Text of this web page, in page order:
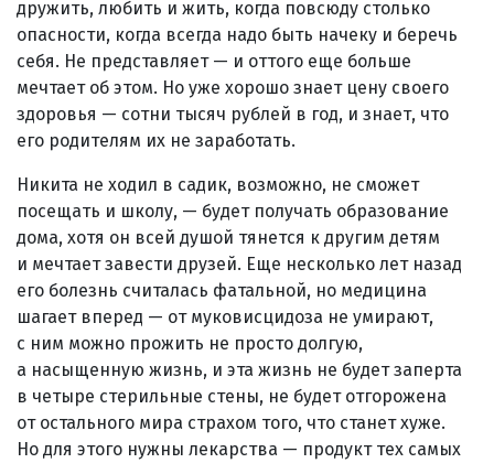
дружить, любить и жить, когда повсюду столько
опасности, когда всегда надо быть начеку и беречь
себя. Не представляет — и оттого еще больше
мечтает об этом. Но уже хорошо знает цену своего
здоровья — сотни тысяч рублей в год, и знает, что
его родителям их не заработать.
Никита не ходил в садик, возможно, не сможет
посещать и школу, — будет получать образование
дома, хотя он всей душой тянется к другим детям
и мечтает завести друзей. Еще несколько лет назад
его болезнь считалась фатальной, но медицина
шагает вперед — от муковисцидоза не умирают,
с ним можно прожить не просто долгую,
а насыщенную жизнь, и эта жизнь не будет заперта
в четыре стерильные стены, не будет отгорожена
от остального мира страхом того, что станет хуже.
Но для этого нужны лекарства — продукт тех самых